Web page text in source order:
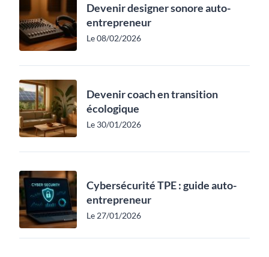
Devenir designer sonore auto-
entrepreneur
Le 08/02/2026
Devenir coach en transition
écologique
Le 30/01/2026
Cybersécurité TPE : guide auto-
entrepreneur
Le 27/01/2026